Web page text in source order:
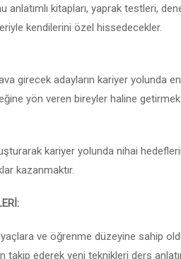
kitapları, yaprak testleri,
kendilerini özel hissedecekler.
girecek adayların kariyer yolunda
yön veren bireyler haline getirmek.
kariyer yolunda nihai
kazanmaktır.
ve öğrenme düzeyine sahip
takip ederek yeni teknikleri ders